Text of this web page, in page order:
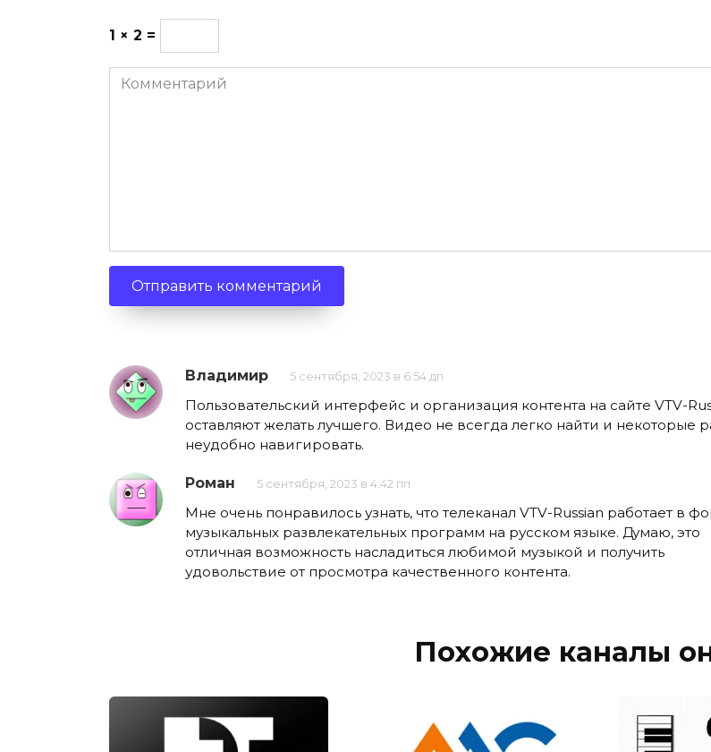
1 × 2 =
Комментарий
Владимир 5 сентября, 2023 в 6:54 дп
Пользовательский интерфейс и организация контента на сайте VTV-
оставляют желать лучшего. Видео не всегда легко найти и некоторые
неудобно навигировать.
Роман 5 сентября, 2023 в 4:42 пп
Мне очень понравилось узнать, что телеканал VTV-Russian работает в
музыкальных развлекательных программ на русском языке. Думаю, это
отличная возможность насладиться любимой музыкой и получить
удовольствие от просмотра качественного контента.
Похожие каналы